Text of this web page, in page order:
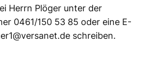
Herrn Plöger unter der
0461/150 53 85 oder eine E-
schreiben.